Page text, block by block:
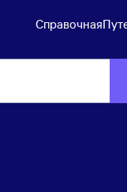
Справочная